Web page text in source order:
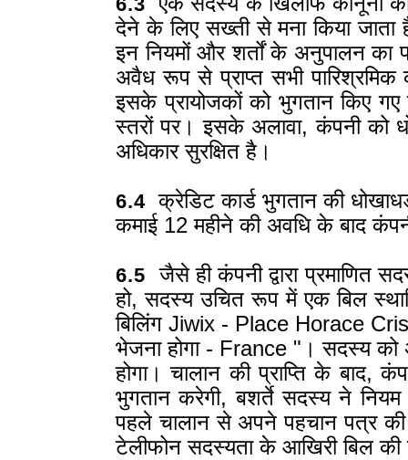
देने के लिए सख्ती से मना किया जाता
इन नियमों और शर्तों के अनुपालन का
अवैध रूप से प्राप्त सभी पारिश्रमिक
इसके प्रायोजकों को भुगतान किए गए
स्तरों पर। इसके अलावा, कंपनी को
अधिकार सुरक्षित है।
6.4 क्रेडिट कार्ड भुगतान की
कमाई 12 महीने की अवधि के बाद कंपनी
6.5 जैसे ही कंपनी द्वारा
हो, सदस्य उचित रूप में एक बिल
बिलिंग Jiwix - Place Horace
भेजना होगा - France "। सदस्य
होगा। चालान की प्राप्ति के बाद,
भुगतान करेगी, बशर्ते सदस्य ने
पहले चालान से अपने पहचान पत्र
टेलीफोन सदस्यता के आखिरी बिल की